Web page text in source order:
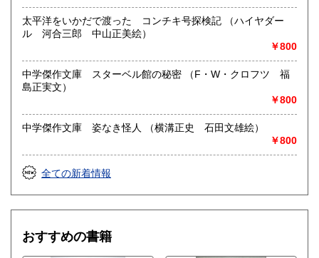
太平洋をいかだで渡った コンチキ号探検記 （ハイヤダー
ル 河合三郎 中山正美絵）
￥800
中学傑作文庫 スターベル館の秘密 （F・W・クロフツ 福
島正実文）
￥800
中学傑作文庫 姿なき怪人 （横溝正史 石田文雄絵）
￥800
全ての新着情報
おすすめの書籍